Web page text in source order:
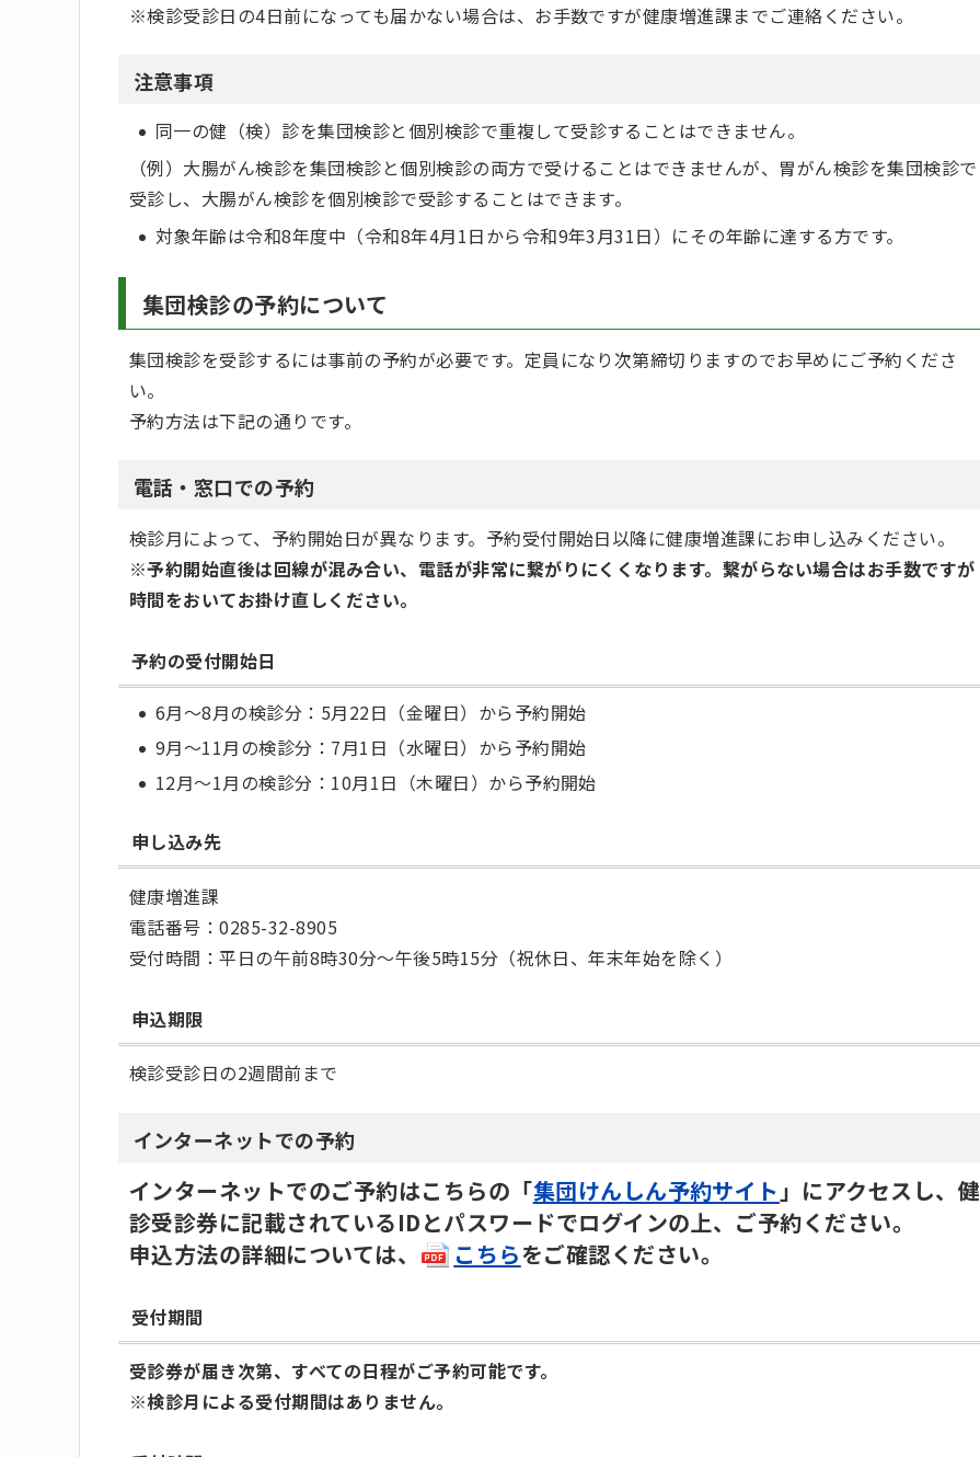
※検診受診日の4日前になっても届かない場合は、お手数ですが健康増進課までご連絡ください。
注意事項
同一の健（検）診を集団検診と個別検診で重複して受診することはできません。
（例）大腸がん検診を集団検診と個別検診の両方で受けることはできませんが、胃がん検診を集団検診で
受診し、大腸がん検診を個別検診で受診することはできます。
対象年齢は令和8年度中（令和8年4月1日から令和9年3月31日）にその年齢に達する方です。
集団検診の予約について
集団検診を受診するには事前の予約が必要です。定員になり次第締切りますのでお早めにご予約くださ
い。
予約方法は下記の通りです。
電話・窓口での予約
検診月によって、予約開始日が異なります。予約受付開始日以降に健康増進課にお申し込みください。
※予約開始直後は回線が混み合い、電話が非常に繋がりにくくなります。繋がらない場合はお手数ですが
時間をおいてお掛け直しください。
予約の受付開始日
6月～8月の検診分：5月22日（金曜日）から予約開始
9月～11月の検診分：7月1日（水曜日）から予約開始
12月～1月の検診分：10月1日（木曜日）から予約開始
申し込み先
健康増進課
電話番号：0285-32-8905
受付時間：平日の午前8時30分～午後5時15分（祝休日、年末年始を除く）
申込期限
検診受診日の2週間前まで
インターネットでの予約
インターネットでのご予約はこちらの「集団けんしん予約サイト 」にアクセスし、健
診受診券に記載されているIDとパスワードでログインの上、ご予約ください。
申込方法の詳細については、
こちらをご確認ください。
受付期間
受診券が届き次第、すべての日程がご予約可能です。
※検診月による受付期間はありません。